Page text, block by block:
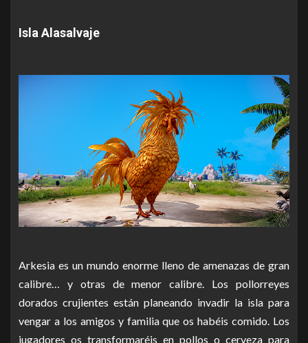
Isla Alasalvaje
Arkesia es un mundo enorme lleno de amenazas de gran
calibre… y otras de menor calibre. Los pollorreyes
dorados crujientes están planeando invadir la isla para
vengar a los amigos y familia que os habéis comido. Los
jugadores os transformaréis en pollos o cerveza para